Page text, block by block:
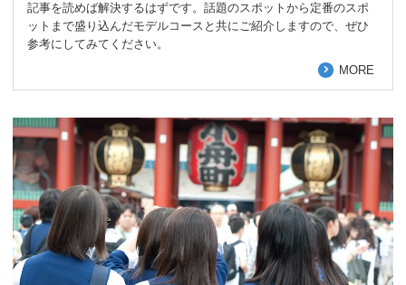
記事を読めば解決するはずです。話題のスポットから定番のスポ
ットまで盛り込んだモデルコースと共にご紹介しますので、ぜひ
参考にしてみてください。
MORE